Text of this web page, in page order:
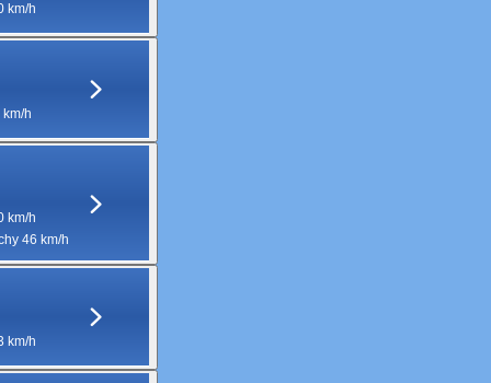
km/h
km/h
km/h
46 km/h
km/h